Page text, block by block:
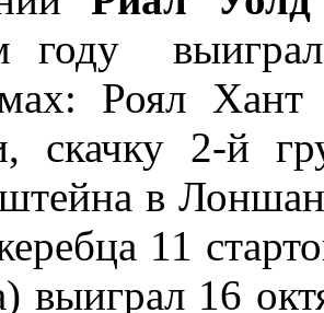
году
Роял
скачку 2-й
в
11
выиграл 16